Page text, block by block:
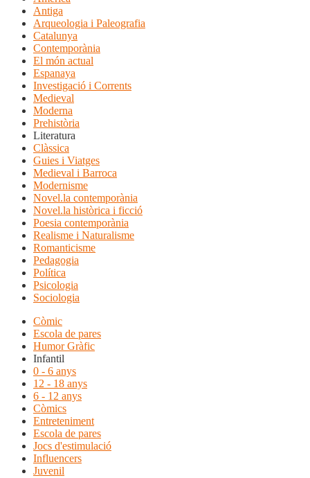
Antiga
Arqueologia i Paleografia
Catalunya
Contemporània
El món actual
Espanaya
Investigació i Corrents
Medieval
Moderna
Prehistòria
Literatura
Clàssica
Guies i Viatges
Medieval i Barroca
Modernisme
Novel.la contemporània
Novel.la històrica i ficció
Poesia contemporània
Realisme i Naturalisme
Romanticisme
Pedagogia
Política
Psicologia
Sociologia
Còmic
Escola de pares
Humor Gràfic
Infantil
0 - 6 anys
12 - 18 anys
6 - 12 anys
Còmics
Entreteniment
Escola de pares
Jocs d'estimulació
Influencers
Juvenil